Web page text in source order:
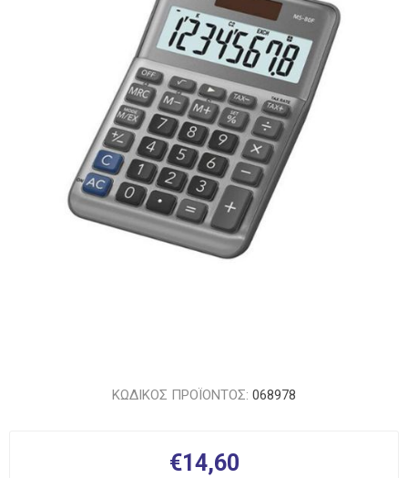
ΚΩΔΙΚΟΣ ΠΡΟΪΟΝΤΟΣ: 068978
€14,60